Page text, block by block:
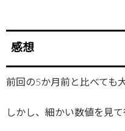
感想
前回の5か月前と比べても
しかし、細かい数値を見て